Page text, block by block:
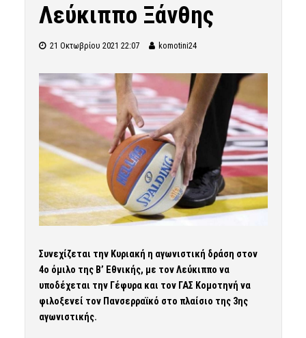
Λεύκιππο Ξάνθης
21 Οκτωβρίου 2021 22:07 komotini24
Συνεχίζεται την Κυριακή η αγωνιστική δράση στον
4ο όμιλο της Β’ Εθνικής, με τον Λεύκιππο να
υποδέχεται την Γέφυρα και τον ΓΑΣ Κομοτηνή να
φιλοξενεί τον Πανσερραϊκό στο πλαίσιο της 3ης
αγωνιστικής.